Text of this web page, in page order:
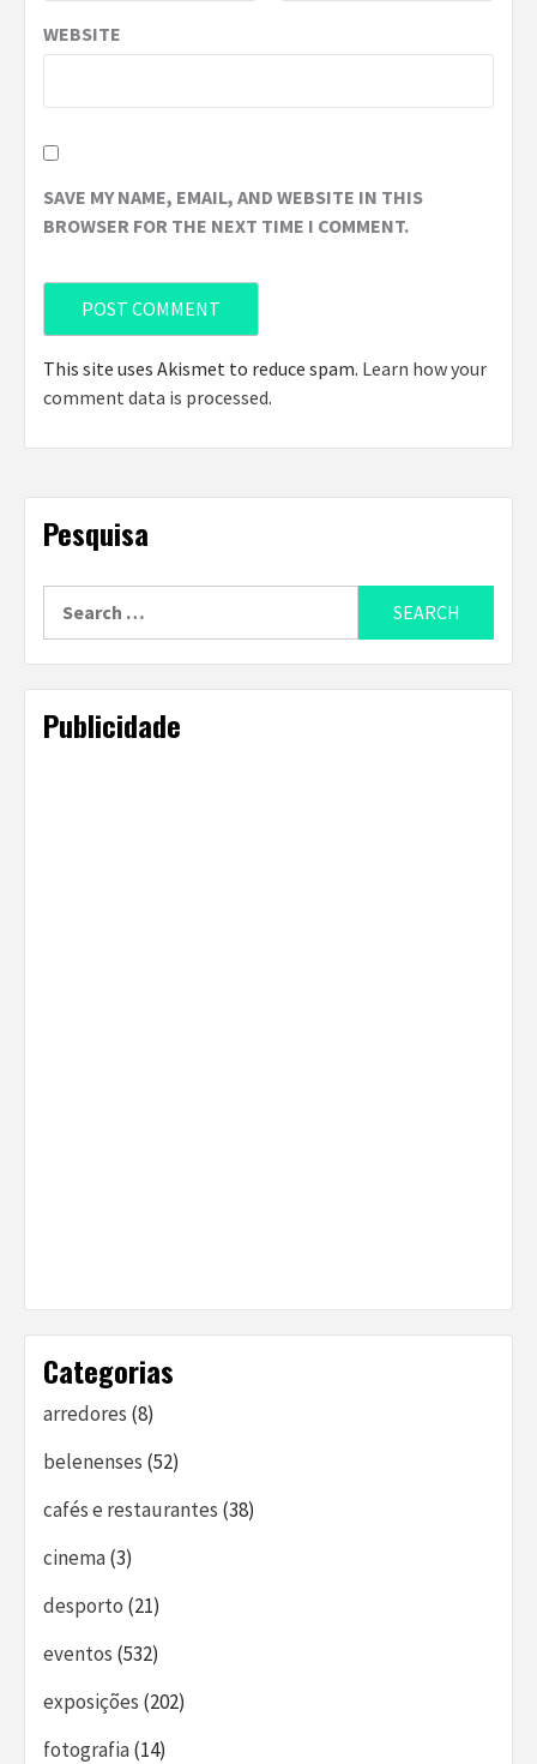
WEBSITE
SAVE MY NAME, EMAIL, AND WEBSITE IN THIS
BROWSER FOR THE NEXT TIME I COMMENT.
This site uses Akismet to reduce spam. Learn how your
comment data is processed.
Pesquisa
for:
Publicidade
Categorias
arredores (8)
belenenses (52)
cafés e restaurantes (38)
cinema(3)
desporto (21)
eventos (532)
exposições (202)
fotografia(14)